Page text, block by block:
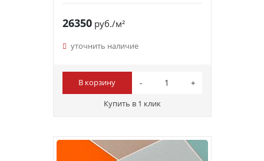
26350руб./м²
уточнить наличие
В корзину
Купить в 1 клик